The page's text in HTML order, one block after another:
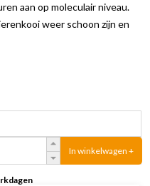
aan op moleculair niveau.
weer schoon zijn en
In winkelwagen +